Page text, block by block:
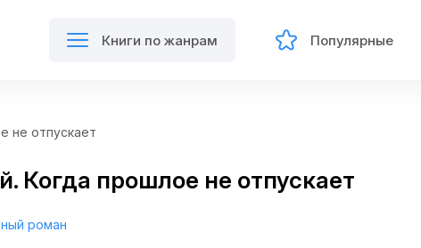
Книги по жанрам Популярные
не отпускает
Когда прошлое не отпускает
роман